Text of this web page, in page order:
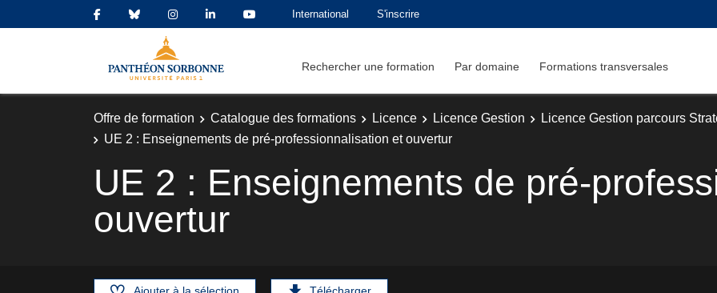
International S'inscrire
Rechercher une formation Par domaine Formations transversales
Offre de formation Catalogue des formations Licence Licence Gestion
Licence Gestion parcours
UE 2 : Enseignements de pré-professionnalisation et ouvertur
UE 2 : Enseignements de pré-
ouvertur